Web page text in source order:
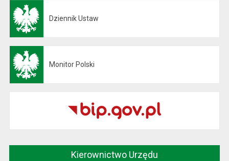
Dziennik Ustaw
Monitor Polski
Kierownictwo Urzędu